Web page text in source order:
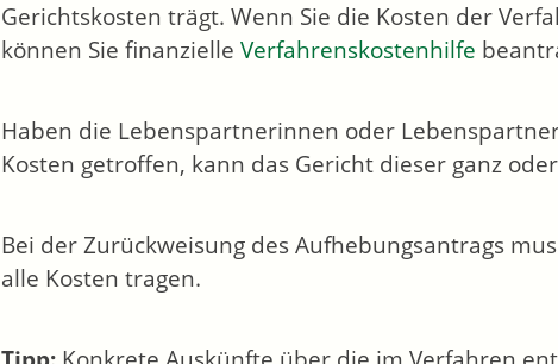
Gerichtskosten trägt. Wenn Sie die Kosten der
können Sie finanzielle Verfahrenskostenhilfe
Haben die Lebenspartnerinnen oder
Kosten getroffen, kann das Gericht dieser ganz
Bei der Zurückweisung des Aufhebungsantrags
alle Kosten tragen.